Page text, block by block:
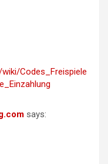
Codes_Freispiele
says: